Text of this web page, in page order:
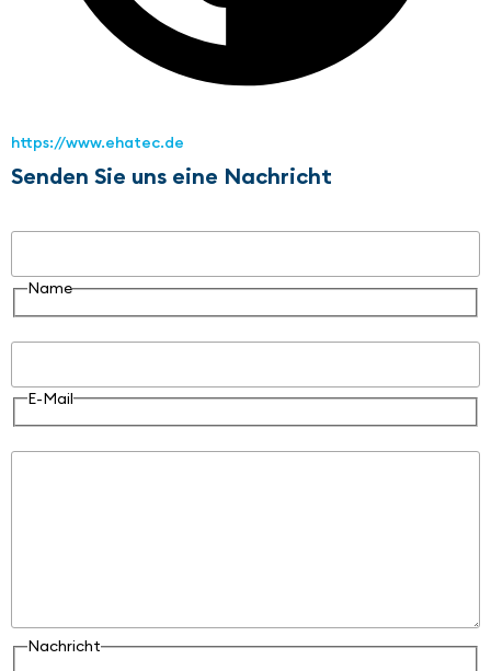
https://www.ehatec.de
Senden Sie uns eine Nachricht
Name
E-Mail
Nachricht